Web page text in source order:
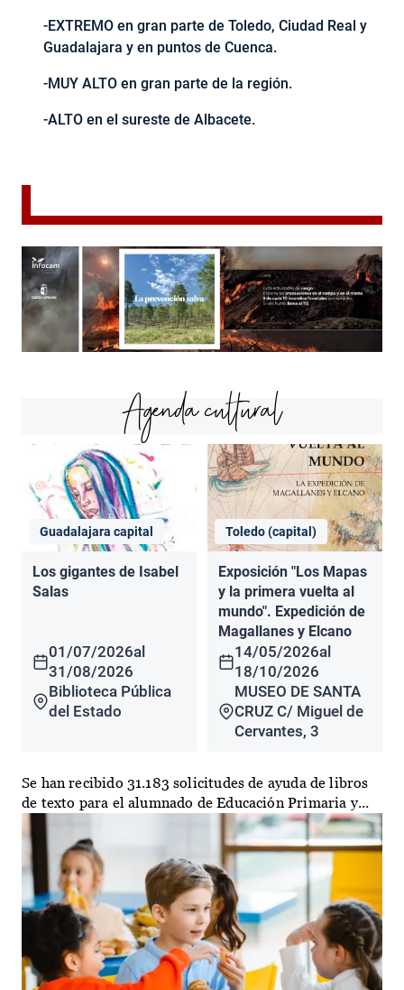
-EXTREMO en gran parte de Toledo, Ciudad Real y
Guadalajara y en puntos de Cuenca.
-MUY ALTO en gran parte de la región.
-ALTO en el sureste de Albacete.
Agenda cultural
Guadalajara capital
Los gigantes de Isabel
Salas
01/07/2026al
31/08/2026
Biblioteca Pública
del Estado
Toledo (capital)
Exposición "Los Mapas
y la primera vuelta al
mundo". Expedición de
Magallanes y Elcano
14/05/2026al
18/10/2026
MUSEO DE SANTA
CRUZ C/ Miguel de
Cervantes, 3
Se han recibido 31.183 solicitudes de ayuda de libros
de texto para el alumnado de Educación Primaria y...